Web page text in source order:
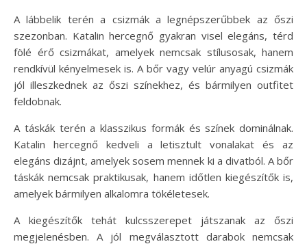
A lábbelik terén a csizmák a legnépszerűbbek az őszi
szezonban. Katalin hercegnő gyakran visel elegáns, térd
fölé érő csizmákat, amelyek nemcsak stílusosak, hanem
rendkívül kényelmesek is. A bőr vagy velúr anyagú csizmák
jól illeszkednek az őszi színekhez, és bármilyen outfitet
feldobnak.
A táskák terén a klasszikus formák és színek dominálnak.
Katalin hercegnő kedveli a letisztult vonalakat és az
elegáns dizájnt, amelyek sosem mennek ki a divatból. A bőr
táskák nemcsak praktikusak, hanem időtlen kiegészítők is,
amelyek bármilyen alkalomra tökéletesek.
A kiegészítők tehát kulcsszerepet játszanak az őszi
megjelenésben. A jól megválasztott darabok nemcsak